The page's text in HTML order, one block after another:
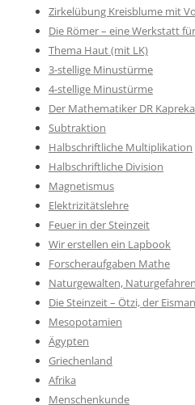
Zirkelübung Kreisblume mit
Die Römer – eine Werkstatt
Thema Haut (mit LK)
3-stellige Minustürme
4-stellige Minustürme
Der Mathematiker DR
Subtraktion
Halbschriftliche Multiplikation
Halbschriftliche Division
Magnetismus
Elektrizitätslehre
Feuer in der Steinzeit
Wir erstellen ein Lapbook
Forscheraufgaben Mathe
Naturgewalten, Naturgefahren
Die Steinzeit – Ötzi, der
Mesopotamien
Ägypten
Griechenland
Afrika
Menschenkunde